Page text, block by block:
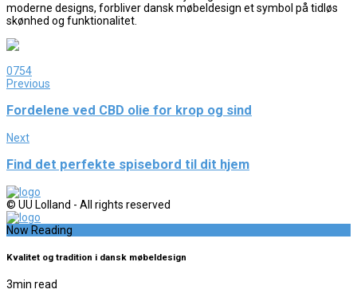
moderne designs, forbliver dansk møbeldesign et symbol på tidløs
skønhed og funktionalitet.
0754
Previous
Fordelene ved CBD olie for krop og sind
Next
Find det perfekte spisebord til dit hjem
© UU Lolland - All rights reserved
Now Reading
Kvalitet og tradition i dansk møbeldesign
3min read